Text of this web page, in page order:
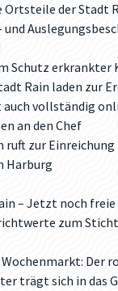
Ortsteile der Stadt
Schutz erkrankter
Rain laden zur
vollständig
an den Chef
ruft zur
Harburg
– Jetzt noch
zum
Wochenmarkt: Der
trägt sich in das